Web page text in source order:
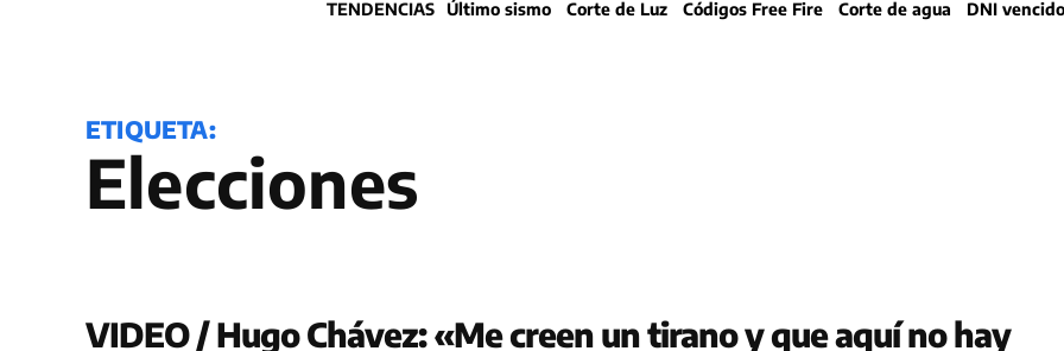
dropdown
dropdown
TENDENCIAS Último sismo Corte de Luz Códigos Free Fire Corte de agua DNI vencido
ETIQUETA:
elecciones
VIDEO / Hugo Chávez: «Me creen un tirano y que aquí no hay